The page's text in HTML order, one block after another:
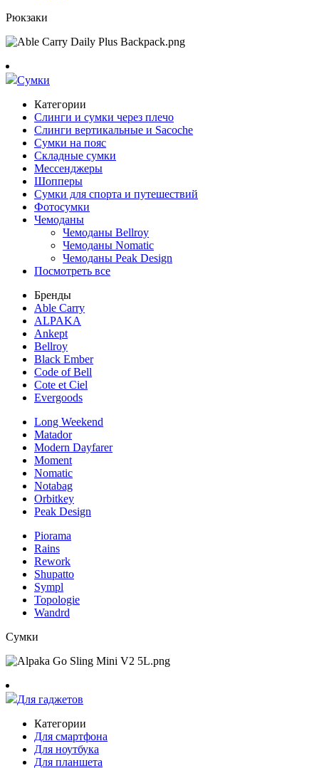
Рюкзаки
Сумки
Категории
Слинги и сумки через плечо
Слинги вертикальные и Sacoche
Сумки на пояс
Складные сумки
Мессенджеры
Шопперы
Сумки для спорта и путешествий
Фотосумки
Чемоданы
Чемоданы Bellroy
Чемоданы Nomatic
Чемоданы Peak Design
Посмотреть все
Бренды
Able Carry
ALPAKA
Ankept
Bellroy
Black Ember
Code of Bell
Cote et Ciel
Evergoods
Long Weekend
Matador
Modern Dayfarer
Moment
Nomatic
Notabag
Orbitkey
Peak Design
Piorama
Rains
Rework
Shupatto
Sympl
Topologie
Wandrd
Сумки
Для гаджетов
Категории
Для смартфона
Для ноутбука
Для планшета